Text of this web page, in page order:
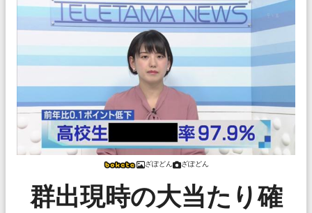
ざぽどん ざぽどん
群出現時の大当たり確